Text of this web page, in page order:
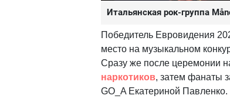
Итальянская рок-группа
Победитель Евровидения
место на музыкальном
Сразу же после церемонии
наркотиков, затем фанаты
GO_A Екатериной Павленко.